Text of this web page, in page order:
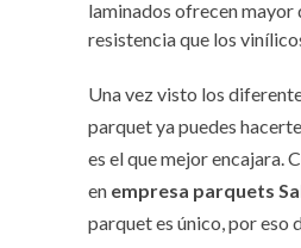
laminados ofrecen mayor
resistencia que los
Una vez visto los
parquet ya puedes
es el que mejor encajara.
en empresa parquets
parquet es único, por eso